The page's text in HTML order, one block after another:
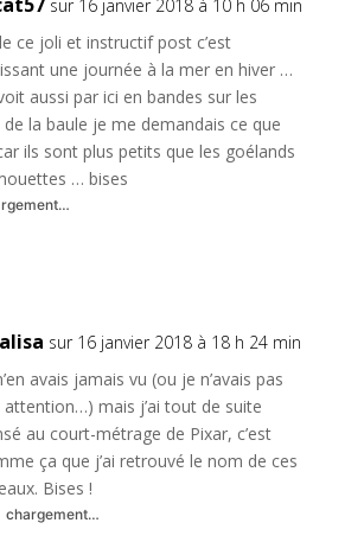
sur 16 janvier 2018 à 10 h 06 min
ce joli et instructif post c’est
une journée à la mer en hiver …
aussi par ici en bandes sur les
de la baule je me demandais ce que
ils sont plus petits que les goélands
… bises
sur 16 janvier 2018 à 18 h 24 min
avais jamais vu (ou je n’avais pas
mais j’ai tout de suite
au court-métrage de Pixar, c’est
ça que j’ai retrouvé le nom de ces
Bises !
chargement…